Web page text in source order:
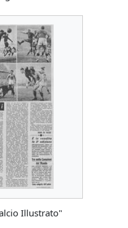
Illustrato"